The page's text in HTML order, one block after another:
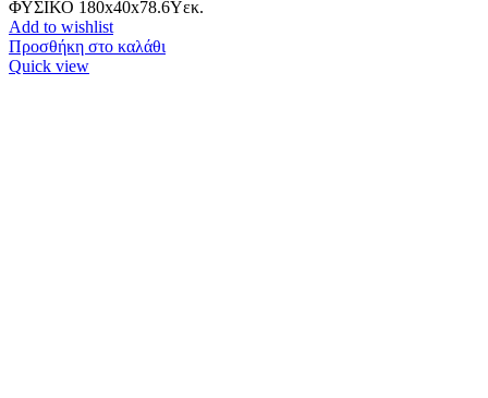
ΦΥΣΙΚΟ 180x40x78.6Υεκ.
Add to wishlist
Προσθήκη στο καλάθι
Quick view